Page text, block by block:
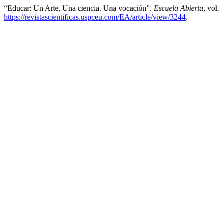
“Educar: Un Arte, Una ciencia. Una vocación”. Escuela Abierta,
https://revistascientificas.uspceu.com/EA/article/view/3244.